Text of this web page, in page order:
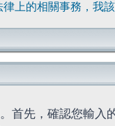
上的相關事務，我
首先，確認您輸入